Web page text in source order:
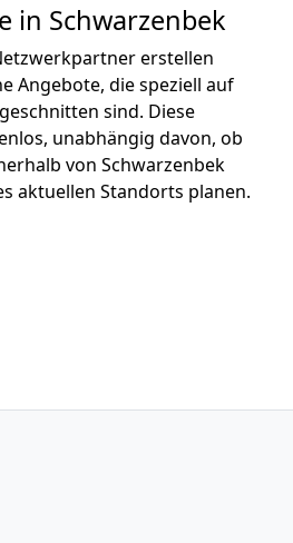
in Schwarzenbek
erstellen
Angebote, die speziell auf
sind. Diese
unabhängig davon, ob
von Schwarzenbek
aktuellen Standorts planen.